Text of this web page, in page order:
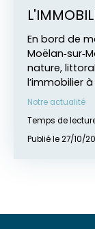
En bord de
nature,
l’immobilier
des
Moëlan-sur-
prix au m²,
locale AVEN
Notre actualité
Temps de
Publié le 27/10/